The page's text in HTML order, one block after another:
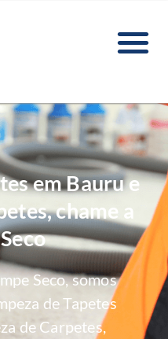
em Bauru e
chame a
Seco, somos
de Tapetes
de Carpetes,